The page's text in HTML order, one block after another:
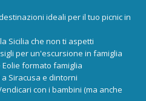
ideali per il tuo picnic in
Sicilia che non ti aspetti
per un'escursione in famiglia
formato famiglia
Siracusa e dintorni
con i bambini (ma anche